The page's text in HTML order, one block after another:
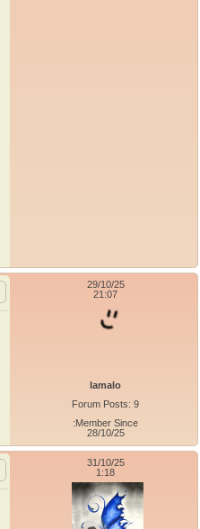
29/10/25
21:07
lamalo
Forum Posts: 9
Member Since:
28/10/25
31/10/25
1:18